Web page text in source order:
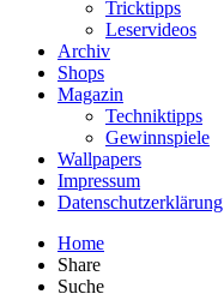
Tricktipps
Leservideos
Archiv
Shops
Magazin
Techniktipps
Gewinnspiele
Wallpapers
Impressum
Datenschutzerklärung
Home
Share
Suche